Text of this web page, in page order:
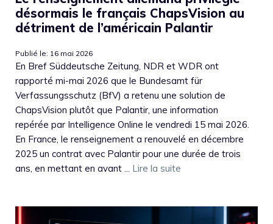
désormais le français ChapsVision au
détriment de l’américain Palantir
Publié le: 16 mai 2026
En Bref Süddeutsche Zeitung, NDR et WDR ont
rapporté mi-mai 2026 que le Bundesamt für
Verfassungsschutz (BfV) a retenu une solution de
ChapsVision plutôt que Palantir, une information
repérée par Intelligence Online le vendredi 15 mai 2026.
En France, le renseignement a renouvelé en décembre
2025 un contrat avec Palantir pour une durée de trois
ans, en mettant en avant ... Lire la suite